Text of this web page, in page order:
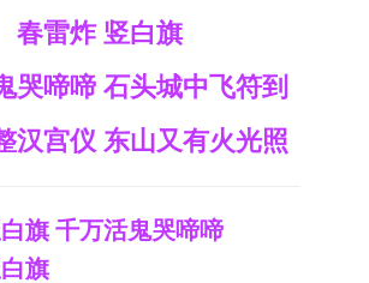
春雷炸 竖白旗
哭啼啼 石头城中飞符到
汉宫仪 东山又有火光照
旗 千万活鬼哭啼啼
旗